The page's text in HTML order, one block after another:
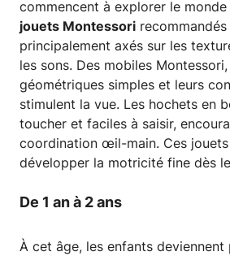
commencent à explorer le monde
jouets Montessori
principalement axés sur les
les sons. Des mobiles
géométriques simples et leurs
stimulent la vue. Les hochets en
toucher et faciles à saisir,
coordination œil-main. Ces jouets
développer la motricité fine dès
De 1 an à 2 ans
À cet âge, les enfants deviennent